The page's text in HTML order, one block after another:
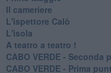
Il cameriere
L'ispettore Calò
L'isola
A teatro a teatro !
CABO VERDE - Seconda
CABO VERDE - Prima